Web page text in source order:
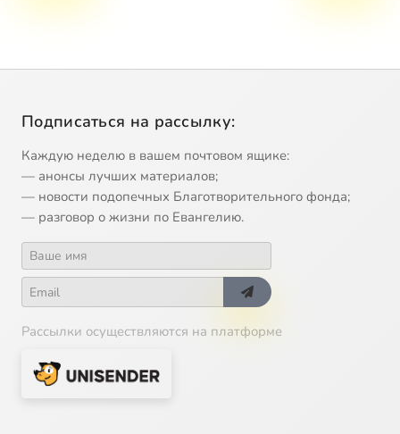
Подписаться на рассылку:
Каждую неделю в вашем почтовом ящике:
— анонсы лучших материалов;
— новости подопечных Благотворительного фонда;
— разговор о жизни по Евангелию.
Рассылки осуществляются на платформе